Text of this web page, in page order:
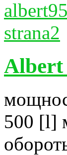
Albert
500 [l]